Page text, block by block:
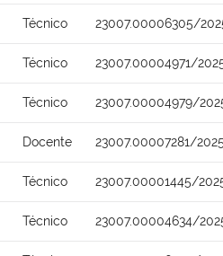
Técnico 23007.00006305/
Técnico 23007.00004971/
Técnico 23007.00004979/
Docente 23007.00007281/
Técnico 23007.00001445/
Técnico 23007.00004634/